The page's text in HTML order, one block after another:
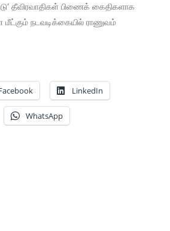
தீவிரவாதிகள் பிணைக் கைதிகளாக
நடவடிக்கையில் ராணுவம்
LinkedIn
WhatsApp